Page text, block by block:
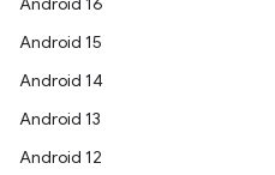
Android 15
Android 14
Android 13
Android 12